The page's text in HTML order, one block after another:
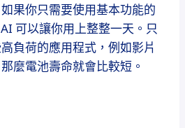
果你只需要使用基本功能的
可以讓你用上整整一天。只
負荷的應用程式，例如影片
麼電池壽命就會比較短。